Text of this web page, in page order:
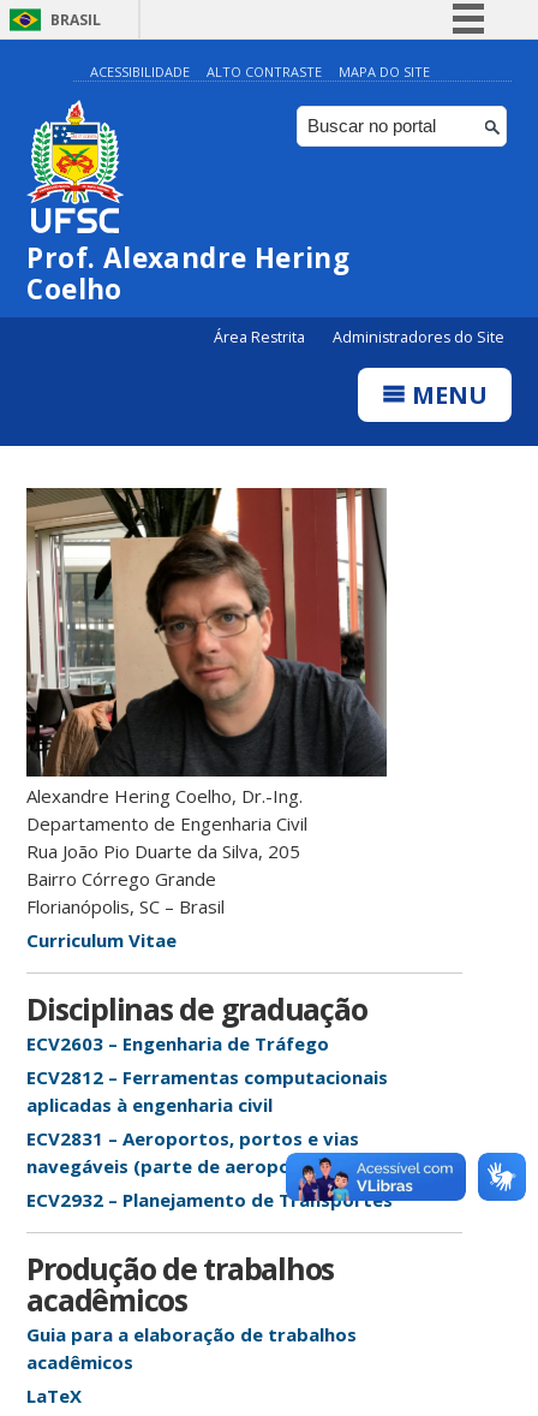
BRASIL
Simplifique!
Comunica BR
Participe
ACESSIBILIDADE ALTO CONTRASTE MAPA DO SITE
Prof. Alexandre Hering
Coelho
Área Restrita Administradores do Site
MENU
Alexandre Hering Coelho, Dr.-Ing.
Departamento de Engenharia Civil
Rua João Pio Duarte da Silva, 205
Bairro Córrego Grande
Florianópolis, SC – Brasil
Curriculum Vitae
Disciplinas de graduação
ECV2603 – Engenharia de Tráfego
ECV2812 – Ferramentas computacionais
aplicadas à engenharia civil
ECV2831 – Aeroportos, portos e vias
navegáveis (parte de aeroportos)
ECV2932 – Planejamento de Transportes
Produção de trabalhos
acadêmicos
Guia para a elaboração de trabalhos
acadêmicos
LaTeX